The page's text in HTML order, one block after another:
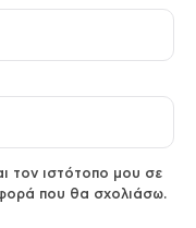
τον ιστότοπο μου σε
που θα σχολιάσω.